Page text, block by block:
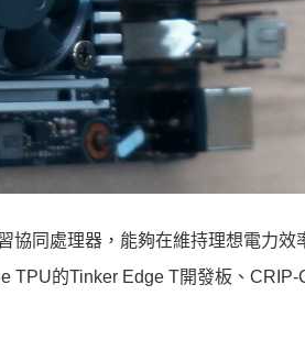
協同處理器，能夠在維持理想電力效
TPU的Tinker Edge T開發板、CRIP-